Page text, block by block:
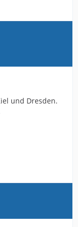
und Dresden.